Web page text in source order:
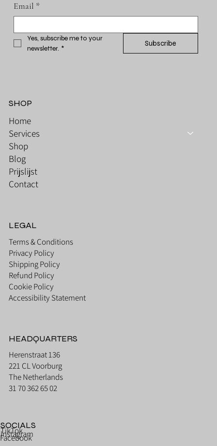
Email *
Yes, subscribe me to your
newsletter. *
Subscribe
SHOP
Home
Services
Shop
Blog
Prijslijst
Contact
LEGAL
Terms & Conditions
Privacy Policy
Shipping Policy
Refund Policy
Cookie Policy
Accessibility Statement
HEADQUARTERS
Herenstraat 136
221 CL Voorburg
The Netherlands
31 70 362 65 02
SOCIALS
TikTok
Instagram
Facebook